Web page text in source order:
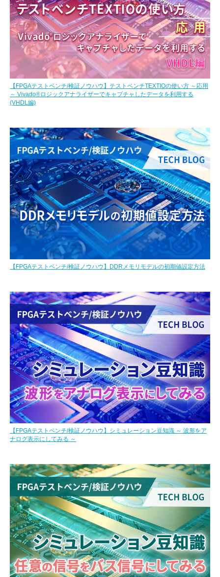
【FPGAテストベンチ/検証ノウハウ】テストベンチTEXTIOの使い方 ～応用
～ Vivado®ロジックアナライザーでキャプチャしたデータを利用する
(VHDL編)
【FPGAテストベンチ/検証ノウハウ】DDRメモリモデルの初期値設定方法
【FPGAテストベンチ/検証ノウハウ】シミュレーション豆知識 ～ 波形をア
ナログ表示にしてみる ～